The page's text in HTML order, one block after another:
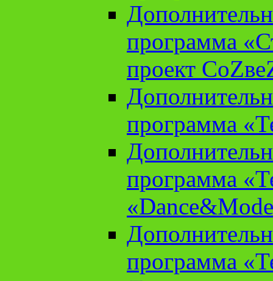
программа
проект
программа
программа
программа